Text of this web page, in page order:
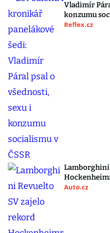
Vladimír
konzumu
Reflex.cz
Lamborghini
Auto.cz